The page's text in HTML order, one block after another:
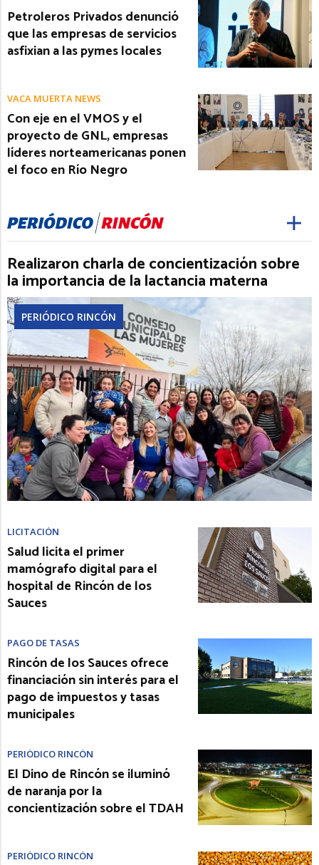
Petroleros Privados denunció
que las empresas de servicios
asfixian a las pymes locales
VACA MUERTA NEWS
Con eje en el VMOS y el
proyecto de GNL, empresas
líderes norteamericanas ponen
el foco en Río Negro
Realizaron charla de concientización sobre
la importancia de la lactancia materna
PERIÓDICO RINCÓN
LICITACIÓN
Salud licita el primer
mamógrafo digital para el
hospital de Rincón de los
Sauces
PAGO DE TASAS
Rincón de los Sauces ofrece
financiación sin interés para el
pago de impuestos y tasas
municipales
PERIÓDICO RINCÓN
El Dino de Rincón se iluminó
de naranja por la
concientización sobre el TDAH
PERIÓDICO RINCÓN